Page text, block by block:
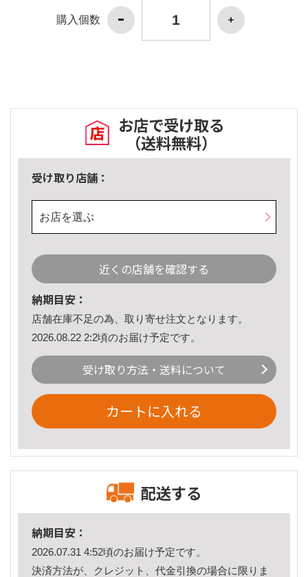
購入個数
お店で受け取る
（送料無料）
受け取り店舗：
お店を選ぶ
近くの店舗を確認する
納期目安：
店舗在庫不足の為、取り寄せ注文となります。
2026.08.22 2:2頃のお届け予定です。
受け取り方法・送料について
カートに入れる
配送する
納期目安：
2026.07.31 4:52頃のお届け予定です。
決済方法が、クレジット、代金引換の場合に限りま